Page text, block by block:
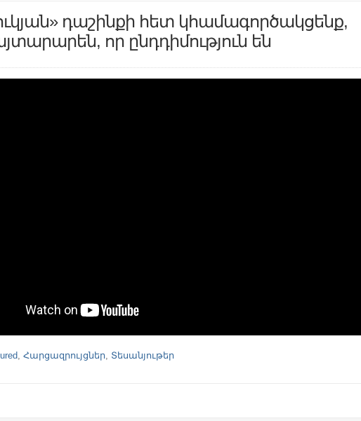
դաշինքի հետ կհամագործակցենք,
որ ընդդիմություն են
, Հարցազրույցներ, Տեսանյութեր